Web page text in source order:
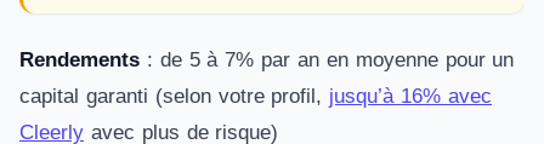
Rendements : de 5 à 7% par an en moyenne pour un
capital garanti (selon votre profil, jusqu’à 16% avec
Cleerly avec plus de risque)